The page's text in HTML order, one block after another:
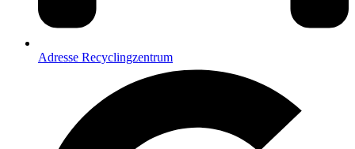
Adresse Recyclingzentrum